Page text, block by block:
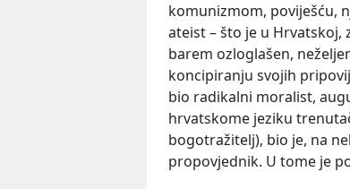
komunizmom, poviješću,
ateist – što je u Hrvatskoj,
barem ozloglašen,
koncipiranju svojih
bio radikalni moralist,
hrvatskome jeziku
bogotražitelj), bio je, na
propovjednik. U tome je